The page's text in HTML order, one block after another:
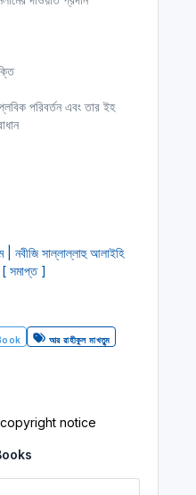
ওয়েবসাইট, আমরা ওয়েবসাইট
পরিবর্তন এবং তার ইহ
নবীজি সাল্লাল্লাহু আলাইহি
[ সমাপ্ত ]
আর রাহীকুল মাখতুৃম
notice